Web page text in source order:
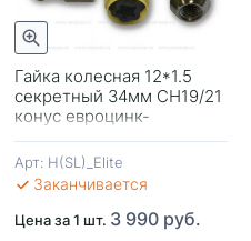
Гайка колесная 12*1.5
секретный 34мм CH19/21
конус евроцинк-
вращ.кольцо Премиум
Арт: H(SL)_Elite
Заканчивается
Цена за 1 шт. 3 990 руб.